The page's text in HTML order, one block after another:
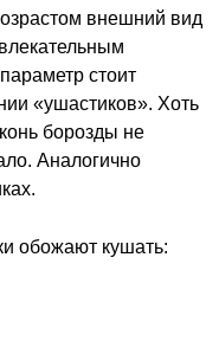
внешний вид
стоит
«ушастиков». Хоть
борозды не
Аналогично
обожают кушать: